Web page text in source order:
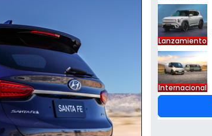
Lanzamiento
Internacional